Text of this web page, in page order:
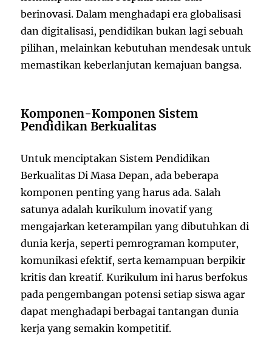
berinovasi. Dalam menghadapi era globalisasi
dan digitalisasi, pendidikan bukan lagi sebuah
pilihan, melainkan kebutuhan mendesak untuk
memastikan keberlanjutan kemajuan bangsa.
Komponen-Komponen Sistem
Pendidikan Berkualitas
Untuk menciptakan Sistem Pendidikan
Berkualitas Di Masa Depan, ada beberapa
komponen penting yang harus ada. Salah
satunya adalah kurikulum inovatif yang
mengajarkan keterampilan yang dibutuhkan di
dunia kerja, seperti pemrograman komputer,
komunikasi efektif, serta kemampuan berpikir
kritis dan kreatif. Kurikulum ini harus berfokus
pada pengembangan potensi setiap siswa agar
dapat menghadapi berbagai tantangan dunia
kerja yang semakin kompetitif.